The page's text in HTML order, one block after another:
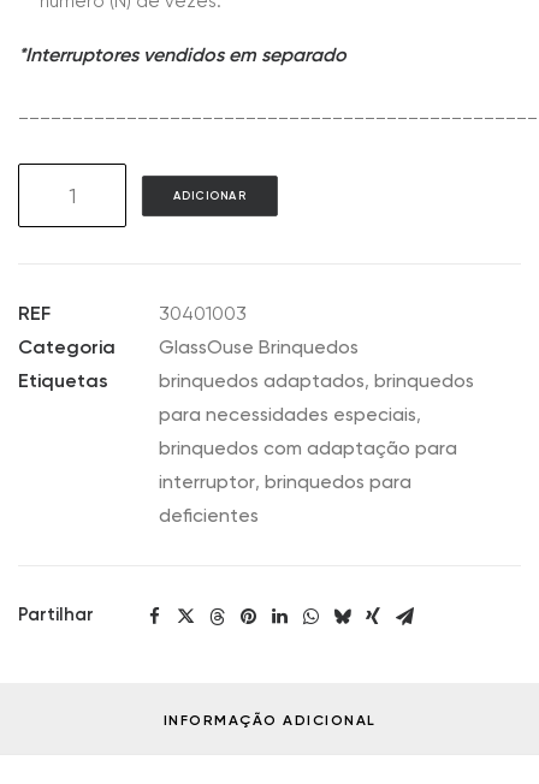
*Interruptores vendidos em separado
&
ADICIONAR
REF
30401003
Categoria
GlassOuse Brinquedos
Etiquetas
brinquedos adaptados, brinquedos
para necessidades especiais,
brinquedos com adaptação para
interruptor, brinquedos para
deficientes
Partilhar
INFORMAÇÃO ADICIONAL